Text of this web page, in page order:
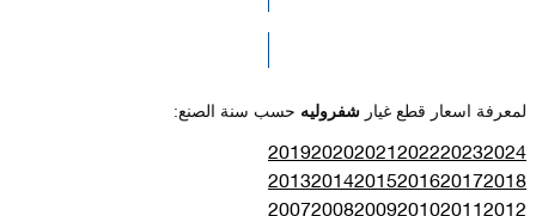
الرجاء الضغط هنا للوصول لصفحة البحث
لمعرفة اسعار قطع غيار شفروليه حسب سنة الصنع:
2024
2023
2022
2021
2020
2019
2018
2017
2016
2015
2014
2013
2012
2011
2010
2009
2008
2007